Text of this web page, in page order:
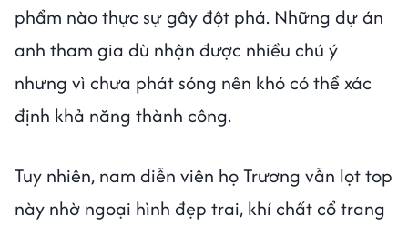
phẩm nào thực sự gây đột phá. Những dự án
anh tham gia dù nhận được nhiều chú ý
nhưng vì chưa phát sóng nên khó có thể xác
định khả năng thành công.
Tuy nhiên, nam diễn viên họ Trương vẫn lọt top
này nhờ ngoại hình đẹp trai, khí chất cổ trang